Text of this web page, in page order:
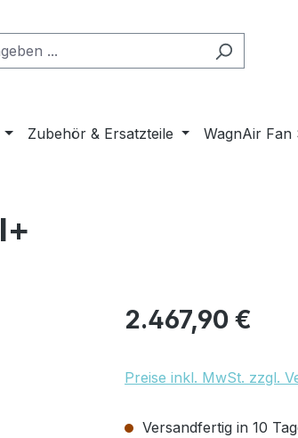
Zubehör & Ersatzteile WagnAir Fan
Regulärer Preis:
2.467,90 €
Preise inkl. MwSt. zzgl.
Versandfertig in 10